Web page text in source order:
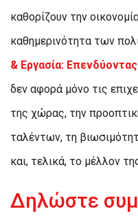
καθορίζουν την
καθημερινότητα των
& Εργασία:
δεν αφορά μόνο τις
της χώρας, την
ταλέντων, τη
και, τελικά, το μέλλον
Δηλώστε